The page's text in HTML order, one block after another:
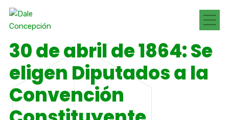
30 de abril de 1864: Se
eligen Diputados a la
Convención